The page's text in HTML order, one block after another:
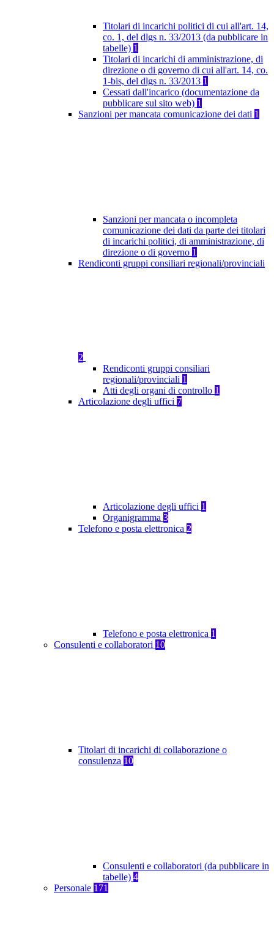
Titolari di incarichi politici di cui all'art. 14,
co. 1, del dlgs n. 33/2013 (da pubblicare in
tabelle) 1
Titolari di incarichi di amministrazione, di
direzione o di governo di cui all'art. 14, co.
1-bis, del dlgs n. 33/2013 1
Cessati dall'incarico (documentazione da
pubblicare sul sito web) 1
Sanzioni per mancata comunicazione dei dati 1
Sanzioni per mancata o incompleta
comunicazione dei dati da parte dei titolari
di incarichi politici, di amministrazione, di
direzione o di governo 1
Rendiconti gruppi consiliari regionali/provinciali
2
Rendiconti gruppi consiliari
regionali/provinciali 1
Atti degli organi di controllo 1
Articolazione degli uffici 7
Articolazione degli uffici 1
Organigramma 3
Telefono e posta elettronica 2
Telefono e posta elettronica 1
Consulenti e collaboratori 10
Titolari di incarichi di collaborazione o
consulenza 10
Consulenti e collaboratori (da pubblicare in
tabelle) 4
Personale 171